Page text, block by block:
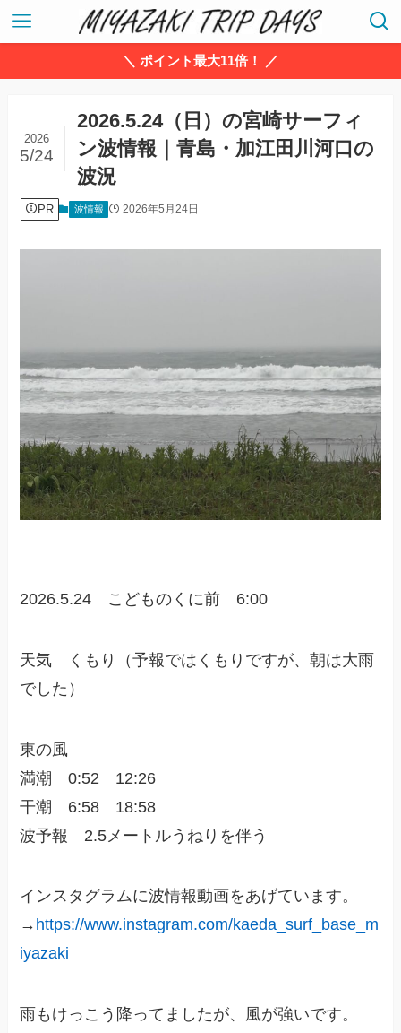
＼ ポイント最大11倍！ ／
2026.5.24（日）の宮崎サーフィ
ン波情報｜青島・加江田川河口の
波況
2026
5/24
PR 波情報 2026年5月24日
2026.5.24 こどものくに前 6:00
天気 くもり（予報ではくもりですが、朝は大雨
でした）
東の風
満潮 0:52 12:26
干潮 6:58 18:58
波予報 2.5メートルうねりを伴う
インスタグラムに波情報動画をあげています。
→ https://www.instagram.com/kaeda_surf_base_m
iyazaki
雨もけっこう降ってましたが、風が強いです。